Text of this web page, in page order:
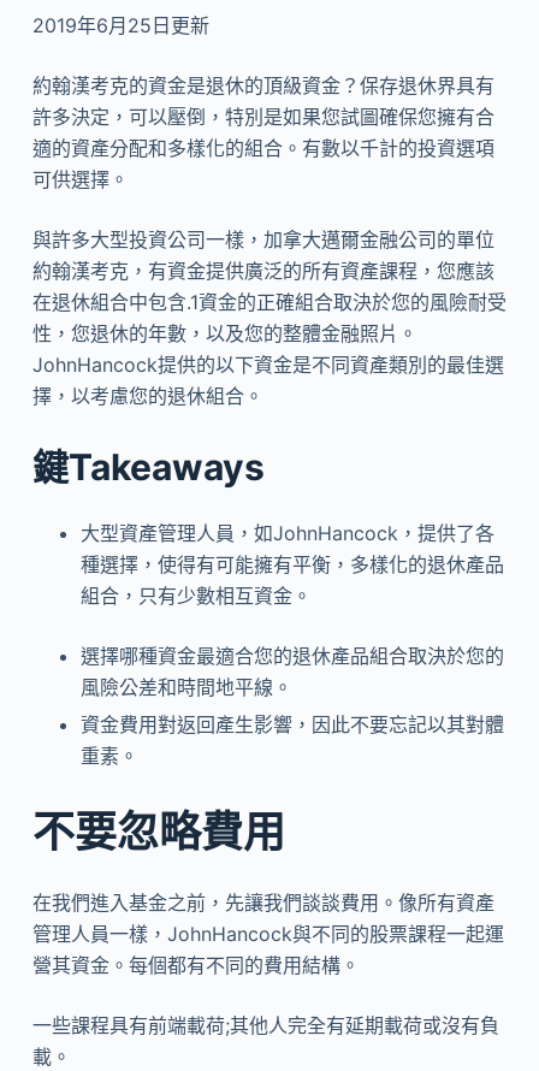
2019年6月25日更新
約翰漢考克的資金是退休的頂級資金？保存退休界具有
許多決定，可以壓倒，特別是如果您試圖確保您擁有合
適的資產分配和多樣化的組合。有數以千計的投資選項
可供選擇。
與許多大型投資公司一樣，加拿大邁爾金融公司的單位
約翰漢考克，有資金提供廣泛的所有資產課程，您應該
在退休組合中包含.1資金的正確組合取決於您的風險耐受
性，您退休的年數，以及您的整體金融照片。
JohnHancock提供的以下資金是不同資產類別的最佳選
擇，以考慮您的退休組合。
鍵Takeaways
大型資產管理人員，如JohnHancock，提供了各
種選擇，使得有可能擁有平衡，多樣化的退休產品
組合，只有少數相互資金。
選擇哪種資金最適合您的退休產品組合取決於您的
風險公差和時間地平線。
資金費用對返回產生影響，因此不要忘記以其對體
重素。
不要忽略費用
在我們進入基金之前，先讓我們談談費用。像所有資產
管理人員一樣，JohnHancock與不同的股票課程一起運
營其資金。每個都有不同的費用結構。
一些課程具有前端載荷;其他人完全有延期載荷或沒有負
載。